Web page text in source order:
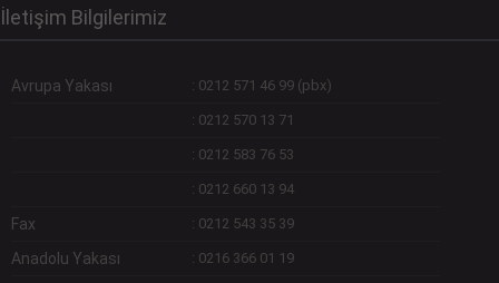
İletişim Bilgilerimiz
Avrupa Yakası : 0212 571 46 99 (pbx)
: 0212 570 13 71
: 0212 583 76 53
: 0212 660 13 94
Fax : 0212 543 35 39
Anadolu Yakası : 0216 366 01 19
Devamını Gör